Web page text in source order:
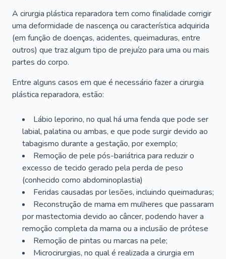
A cirurgia plástica reparadora tem como finalidade corrigir
uma deformidade de nascença ou característica adquirida
(em função de doenças, acidentes, queimaduras, entre
outros) que traz algum tipo de prejuízo para uma ou mais
partes do corpo.
Entre alguns casos em que é necessário fazer a cirurgia
plástica reparadora, estão:
Lábio leporino, no qual há uma fenda que pode ser
labial, palatina ou ambas, e que pode surgir devido ao
tabagismo durante a gestação, por exemplo;
Remoção de pele pós-bariátrica para reduzir o
excesso de tecido gerado pela perda de peso
(conhecido como abdominoplastia)
Feridas causadas por lesões, incluindo queimaduras;
Reconstrução de mama em mulheres que passaram
por mastectomia devido ao câncer, podendo haver a
remoção completa da mama ou a inclusão de prótese
Remoção de pintas ou marcas na pele;
Microcirurgias, no qual é realizada a cirurgia em